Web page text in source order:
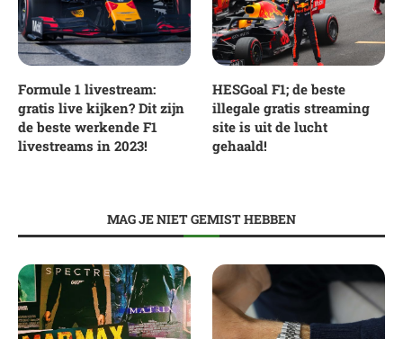
Formule 1 livestream:
gratis live kijken? Dit zijn
de beste werkende F1
livestreams in 2023!
HESGoal F1; de beste
illegale gratis streaming
site is uit de lucht
gehaald!
MAG JE NIET GEMIST HEBBEN